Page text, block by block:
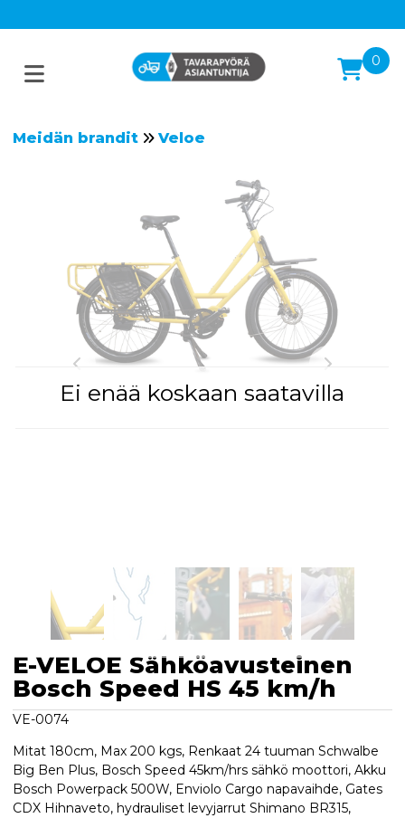
0
Meidän brandit Veloe
Ei enää koskaan saatavilla
E-VELOE Sähköavusteinen
Bosch Speed HS 45 km/h
VE-0074
Mitat 180cm, Max 200 kgs, Renkaat 24 tuuman Schwalbe
Big Ben Plus, Bosch Speed 45km/hrs sähkö moottori, Akku
Bosch Powerpack 500W, Enviolo Cargo napavaihde, Gates
CDX Hihnaveto, hydrauliset levyjarrut Shimano BR315,